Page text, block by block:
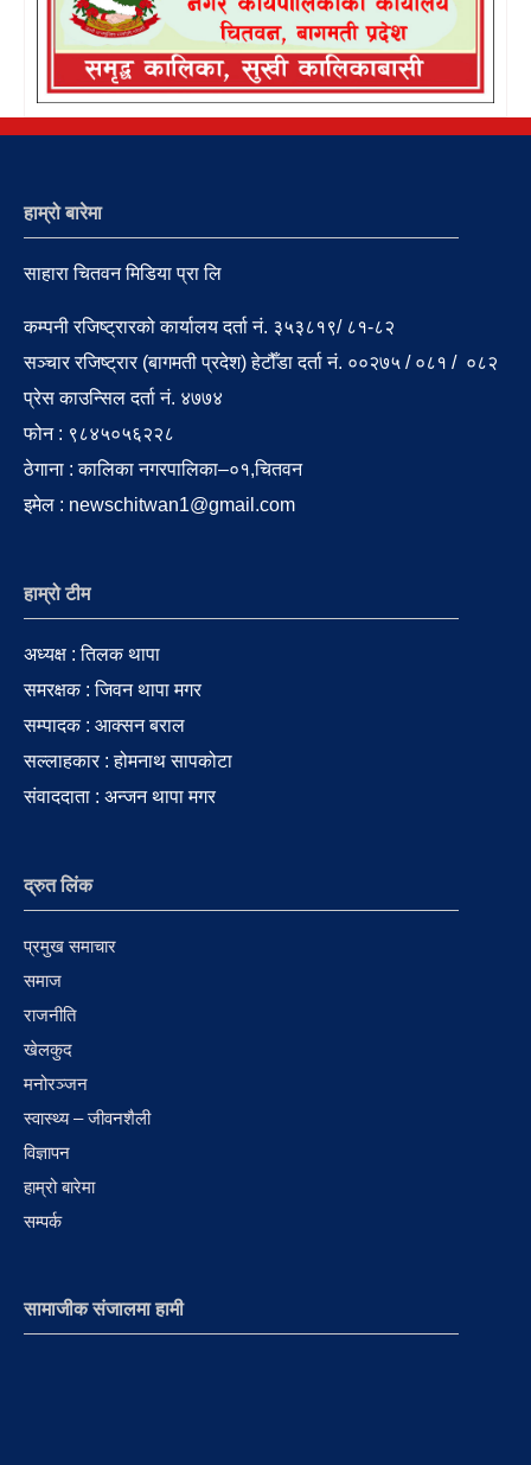
हाम्रो बारेमा
साहारा चितवन मिडिया प्रा लि
कम्पनी रजिष्ट्रारको कार्यालय दर्ता नं. ३५३८१९/ ८१-८२
सञ्चार रजिष्ट्रार (बागमती प्रदेश) हेटौँडा दर्ता नं. ००२७५ / ०८१ / ०८२
प्रेस काउन्सिल दर्ता नं. ४७७४
फोन : ९८४५०५६२२८
ठेगाना : कालिका नगरपालिका–०१,चितवन
इमेल : newschitwan1@gmail.com
हाम्रो टीम
अध्यक्ष : तिलक थापा
समरक्षक : जिवन थापा मगर
सम्पादक : आक्सन बराल
सल्लाहकार : होमनाथ सापकोटा
संवाददाता : अन्जन थापा मगर
द्रुत लिंक
प्रमुख समाचार
समाज
राजनीति
खेलकुद
मनोरञ्जन
स्वास्थ्य – जीवनशैली
विज्ञापन
हाम्रो बारेमा
सम्पर्क
सामाजीक संजालमा हामी